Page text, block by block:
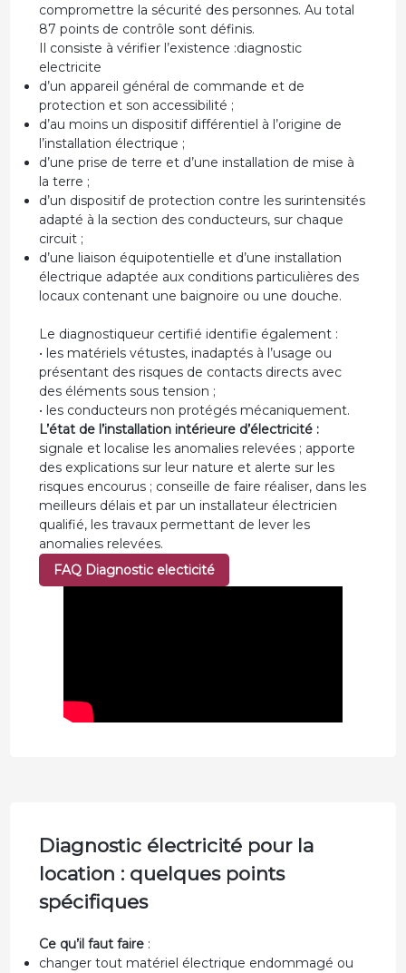
compromettre la sécurité des personnes. Au total
87 points de contrôle sont définis.
Il consiste à vérifier l’existence :diagnostic
electricite
d’un appareil général de commande et de
protection et son accessibilité ;
d’au moins un dispositif différentiel à l’origine de
l’installation électrique ;
d’une prise de terre et d’une installation de mise à
la terre ;
d’un dispositif de protection contre les surintensités
adapté à la section des conducteurs, sur chaque
circuit ;
d’une liaison équipotentielle et d’une installation
électrique adaptée aux conditions particulières des
locaux contenant une baignoire ou une douche.
Le diagnostiqueur certifié identifie également :
• les matériels vétustes, inadaptés à l’usage ou
présentant des risques de contacts directs avec
des éléments sous tension ;
• les conducteurs non protégés mécaniquement.
L’état de l’installation intérieure d’électricité :
signale et localise les anomalies relevées ; apporte
des explications sur leur nature et alerte sur les
risques encourus ; conseille de faire réaliser, dans les
meilleurs délais et par un installateur électricien
qualifié, les travaux permettant de lever les
anomalies relevées.
FAQ Diagnostic electicité
Diagnostic électricité pour la
location : quelques points
spécifiques
Ce qu’il faut faire :
changer tout matériel électrique endommagé ou